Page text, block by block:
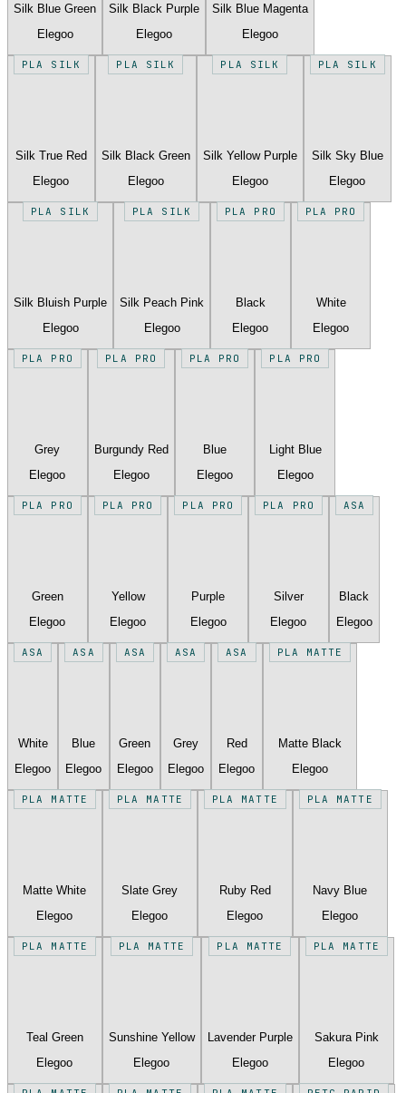
Silk Blue Green
Elegoo
Silk Black Purple
Elegoo
Silk Blue Magenta
Elegoo
PLA SILK
Silk True Red
Elegoo
PLA SILK
Silk Black Green
Elegoo
PLA SILK
Silk Yellow Purple
Elegoo
PLA SILK
Silk Sky Blue
Elegoo
PLA SILK
Silk Bluish Purple
Elegoo
PLA SILK
Silk Peach Pink
Elegoo
PLA PRO
Black
Elegoo
PLA PRO
White
Elegoo
PLA PRO
Grey
Elegoo
PLA PRO
Burgundy Red
Elegoo
PLA PRO
Blue
Elegoo
PLA PRO
Light Blue
Elegoo
PLA PRO
Green
Elegoo
PLA PRO
Yellow
Elegoo
PLA PRO
Purple
Elegoo
PLA PRO
Silver
Elegoo
ASA
Black
Elegoo
ASA
White
Elegoo
ASA
Blue
Elegoo
ASA
Green
Elegoo
ASA
Grey
Elegoo
ASA
Red
Elegoo
PLA MATTE
Matte Black
Elegoo
PLA MATTE
Matte White
Elegoo
PLA MATTE
Slate Grey
Elegoo
PLA MATTE
Ruby Red
Elegoo
PLA MATTE
Navy Blue
Elegoo
PLA MATTE
Teal Green
Elegoo
PLA MATTE
Sunshine Yellow
Elegoo
PLA MATTE
Lavender Purple
Elegoo
PLA MATTE
Sakura Pink
Elegoo